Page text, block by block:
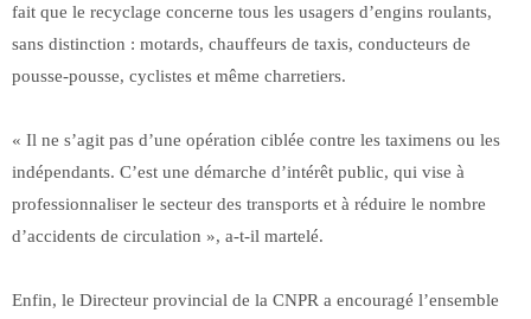
fait que le recyclage concerne tous les usagers d’engins roulants,
sans distinction : motards, chauffeurs de taxis, conducteurs de
pousse-pousse, cyclistes et même charretiers.
« Il ne s’agit pas d’une opération ciblée contre les taximens ou les
indépendants. C’est une démarche d’intérêt public, qui vise à
professionnaliser le secteur des transports et à réduire le nombre
d’accidents de circulation », a-t-il martelé.
Enfin, le Directeur provincial de la CNPR a encouragé l’ensemble